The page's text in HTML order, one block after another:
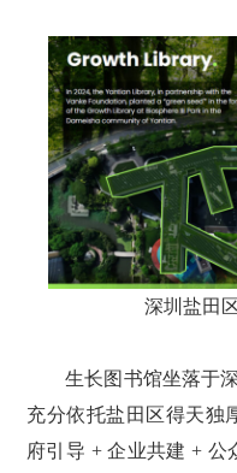
深圳盐田
生长图书馆坐落于
充分依托盐田区得天独
府引导 + 企业共建 + 公